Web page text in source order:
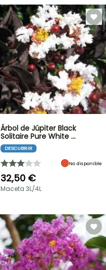
Árbol de Júpiter Black
Solitaire Pure White …
DESCUBRIR
No disponible
32,50 €
Maceta 3L/4L